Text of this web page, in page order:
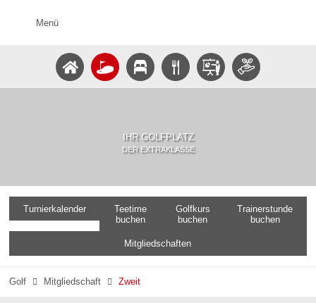
Menü
IHR GOLFPLATZ
DER EXTRAKLASSE
Turnierkalender
Teetime
buchen
Golfkurs
buchen
Trainerstunde
buchen
Mitgliedschaften
Golf  Mitgliedschaft  Zweit